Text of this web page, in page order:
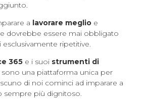
a lavorare meglioe
dovrebbe essere mai obbligato
esclusivamente ripetitive.
365 e i suoi strumenti di
sono una piattaforma unica per
di noi cominci ad imparare a
sempre più dignitoso.